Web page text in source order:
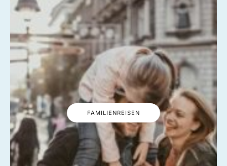
FAMILIENREISEN